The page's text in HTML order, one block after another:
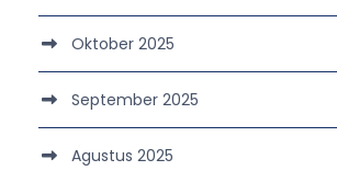
Oktober 2025
September 2025
Agustus 2025